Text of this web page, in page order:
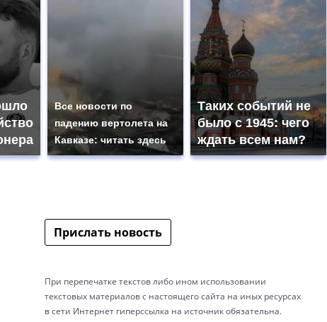
Все новости по
падению вертолета на
Кавказе: читать здесь
Таких событий не
было с 1945: чего
ждать всем нам?
Прислать новость
При перепечатке текстов либо ином использовании
текстовых материалов с настоящего сайта на иных ресурсах
в сети Интернет гиперссылка на источник обязательна.